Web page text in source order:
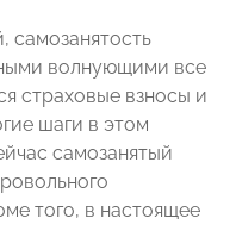
волнующими все
страховые взносы и
шаги в этом
самозанятый
того, в настоящее